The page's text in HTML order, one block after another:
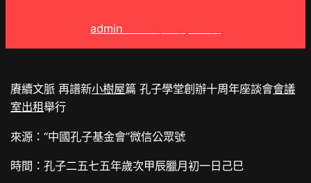
admin
賡續文脈 再譜新小樹屋篇 孔子學堂創辦十周年座談會會議
室出租舉行
來源：“中國孔子基金會”微信公眾號
時間：孔子二五七五年歲次甲辰臘月初一日己巳